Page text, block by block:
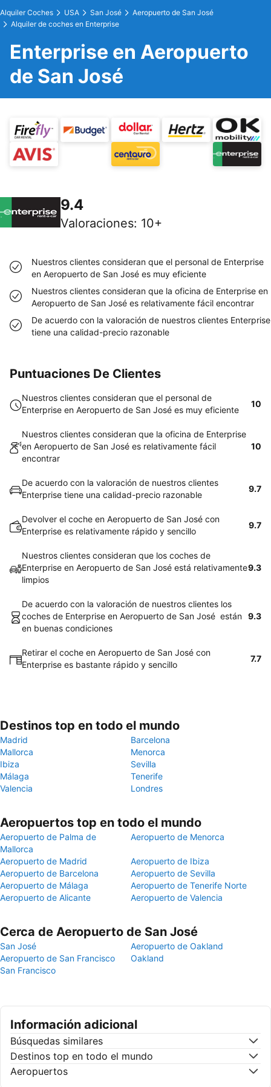
Alquiler Coches USA San José
Aeropuerto de San José
Alquiler de coches en Enterprise
Enterprise en Aeropuerto
de San José
9.4
Valoraciones: 10+
Nuestros clientes consideran que el personal de Enterprise
en Aeropuerto de San José es muy eficiente
Nuestros clientes consideran que la oficina de Enterprise en
Aeropuerto de San José es relativamente fácil encontrar
De acuerdo con la valoración de nuestros clientes Enterprise
tiene una calidad-precio razonable
Puntuaciones De Clientes
Nuestros clientes consideran que el personal de
Enterprise en Aeropuerto de San José es muy eficiente
10
Nuestros clientes consideran que la oficina de Enterprise
en Aeropuerto de San José es relativamente fácil
encontrar
10
De acuerdo con la valoración de nuestros clientes
Enterprise tiene una calidad-precio razonable
9.7
Devolver el coche en Aeropuerto de San José con
Enterprise es relativamente rápido y sencillo
9.7
Nuestros clientes consideran que los coches de
Enterprise en Aeropuerto de San José está relativamente
limpios
9.3
De acuerdo con la valoración de nuestros clientes los
coches de Enterprise en Aeropuerto de San José están
en buenas condiciones
9.3
Retirar el coche en Aeropuerto de San José con
Enterprise es bastante rápido y sencillo
7.7
Destinos top en todo el mundo
Madrid
Barcelona
Mallorca
Menorca
Ibiza
Sevilla
Málaga
Tenerife
Valencia
Londres
Aeropuertos top en todo el mundo
Aeropuerto de Palma de
Mallorca
Aeropuerto de Menorca
Aeropuerto de Madrid
Aeropuerto de Ibiza
Aeropuerto de Barcelona
Aeropuerto de Sevilla
Aeropuerto de Málaga
Aeropuerto de Tenerife Norte
Aeropuerto de Alicante
Aeropuerto de Valencia
Cerca de Aeropuerto de San José
San José
Aeropuerto de Oakland
Aeropuerto de San Francisco
Oakland
San Francisco
Información adicional
Búsquedas similares
Destinos top en todo el mundo
Aeropuertos